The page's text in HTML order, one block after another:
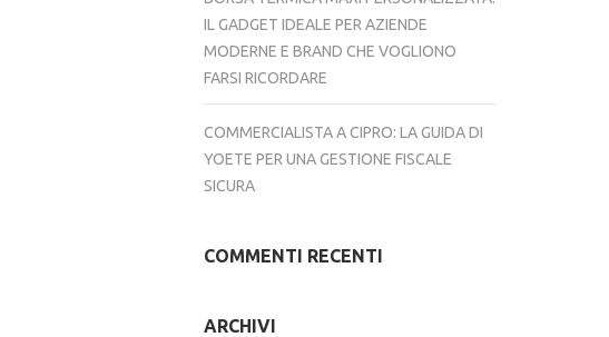
IL GADGET IDEALE PER AZIENDE
MODERNE E BRAND CHE VOGLIONO
FARSI RICORDARE
COMMERCIALISTA A CIPRO: LA GUIDA DI
YOETE PER UNA GESTIONE FISCALE
SICURA
COMMENTI RECENTI
ARCHIVI